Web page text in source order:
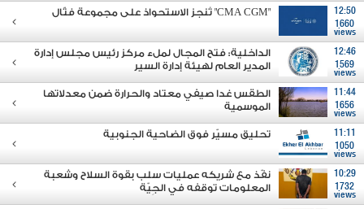
12:50
1660
views
"CMA CGM" تُنجز الاستحواذ على مجموعة فتّال
12:46
1569
views
الداخلية: فتح المجال لملء مركز رئيس مجلس إدارة
المدير العام لهيئة إدارة السير
11:44
1656
views
الطقس غدا صيفي معتاد والحرارة ضمن معدلاتها
الموسمية
11:11
1050
views
تحليق مسيّر فوق الضاحية الجنوبية
10:29
1732
views
نفّذ مع شريكه عمليات سلب بقوة السلاح وشعبة
المعلومات توقفه في الجِيّة